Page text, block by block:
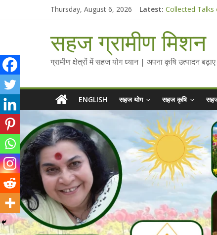
Thursday, August 6, 2026 Latest: Collected Talks
चैतन्यित जल pdf
Standee
Chalo Gaon Ki
सहज ग्रामीण मिशन
ग्रामीण क्षेत्रों में सहज योग ध्यान | अपना कृषि उत्पादन बढ़ाए
ENGLISH सहज योग सहज कृषि